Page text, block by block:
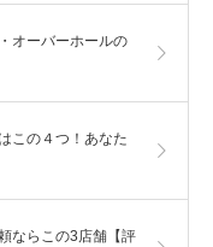
オーバーホールの
この４つ！あなた
ならこの3店舗【評